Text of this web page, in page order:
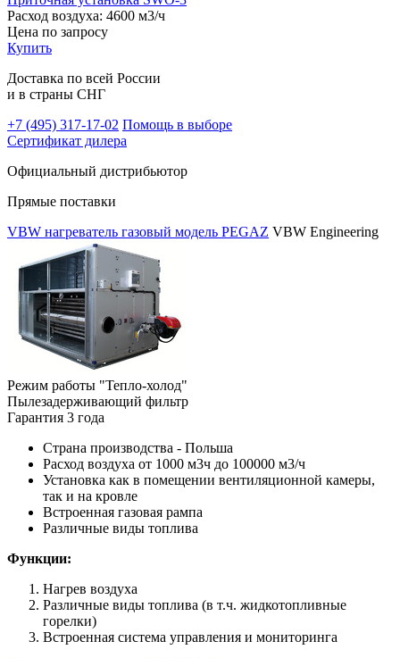
Расход воздуха: 4600 м3/ч
Цена по запросу
Купить
Доставка по всей России
и в страны СНГ
+7 (495) 317-17-02 Помощь в выборе
Сертификат дилера
Официальный дистрибьютор
Прямые поставки
VBW нагреватель газовый модель PEGAZ VBW Engineering
Режим работы "Тепло-холод"
Пылезадерживающий фильтр
Гарантия 3 года
Страна производства - Польша
Расход воздуха от 1000 м3ч до 100000 м3/ч
Установка как в помещении вентиляционной камеры,
так и на кровле
Встроенная газовая рампа
Различные виды топлива
Функции:
Нагрев воздуха
Различные виды топлива (в т.ч. жидкотопливные
горелки)
Встроенная система управления и мониторинга